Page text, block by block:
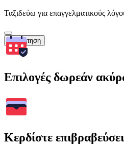
Ταξιδεύω για επαγγελματικούς
Αναζήτηση
Επιλογές δωρεάν
Κερδίστε